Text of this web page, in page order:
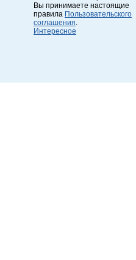
Вы принимаете настоящие
правила Пользовательского
соглашения
Интересное